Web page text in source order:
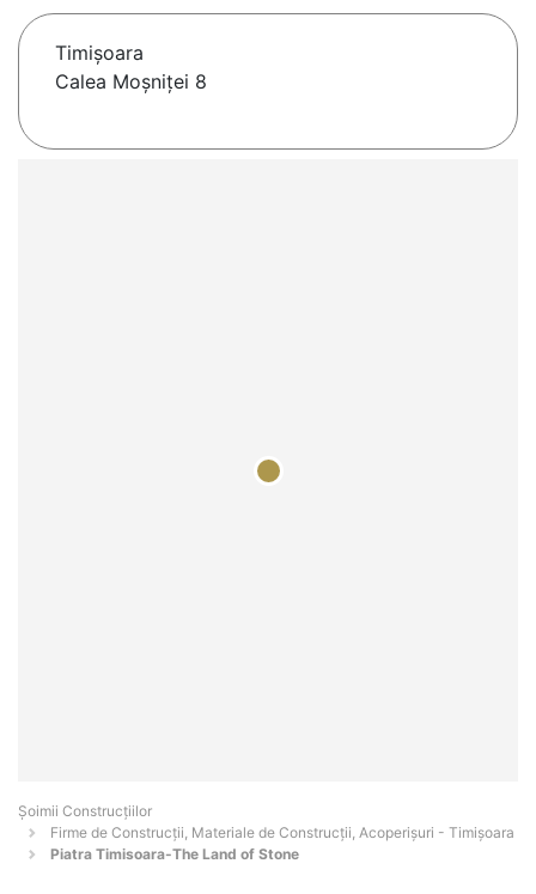
Timişoara
Calea Moşniţei 8
Șoimii Construcțiilor
Firme de Construcții, Materiale de Construcții, Acoperișuri - Timişoara
Piatra Timisoara-The Land of Stone